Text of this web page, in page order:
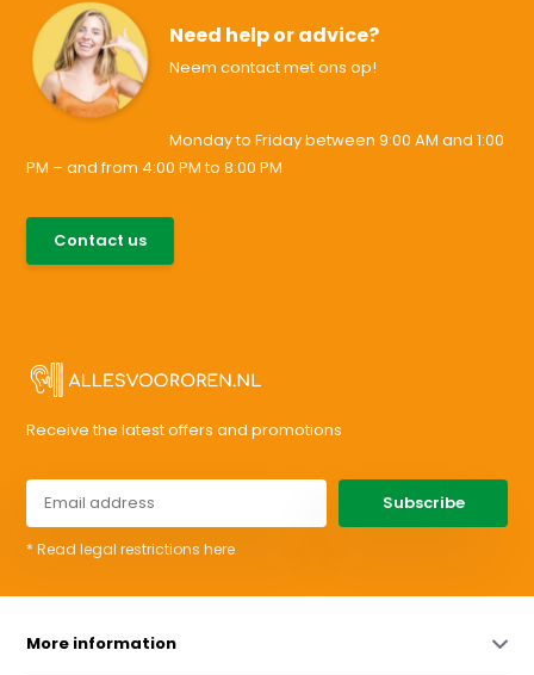
Need help or advice?
Neem contact met ons op!
Monday to Friday between 9:00 AM and 1:00
PM – and from 4:00 PM to 8:00 PM
Contact us
Receive the latest offers and promotions
Subscribe
* Read legal restrictions here
More information